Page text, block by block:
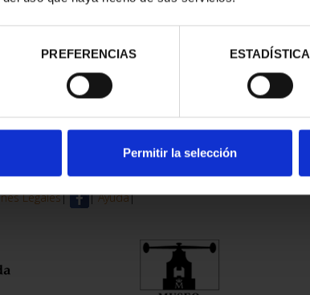
PREFERENCIAS ESTADÍSTICA
Permitir la selección
Legales| |Ayuda|